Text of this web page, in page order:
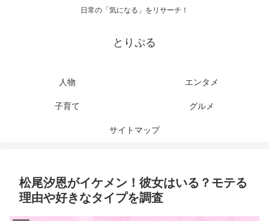
日常の「気になる」をリサーチ！
とりぷる
人物 エンタメ
子育て グルメ
サイトマップ
松尾汐恩がイケメン！彼女はいる？モテる
理由や好きなタイプを調査